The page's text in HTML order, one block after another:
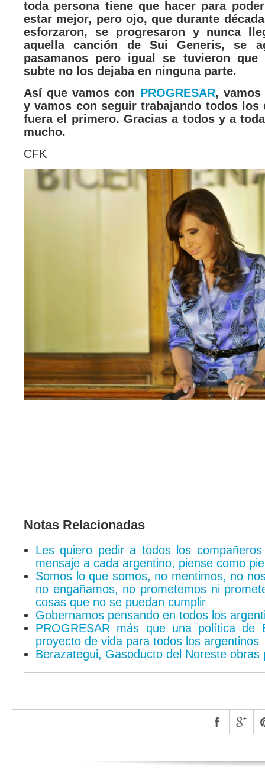
toda persona tiene que hacer para
estar mejor, pero ojo, que durante
esforzaron, se progresaron y nunca
aquella canción de Sui Generis, se
pasamanos pero igual se tuvieron
subte no los dejaba en ninguna parte.
Así que vamos con PROGRESAR, vamos
y vamos con seguir trabajando todos los
fuera el primero. Gracias a todos y a
mucho.
CFK
Notas Relacionadas
Les quiero pedir a todos los
mensaje a cada argentino, piense como
Somos lo que somos, no mentimos, no
no engañamos, no prometemos ni
cosas que no se puedan cumplir
Gobernamos pensando en todos los
PROGRESAR más que una política de
proyecto de vida para todos los argentinos
Berazategui, Gasoducto del Noreste obras